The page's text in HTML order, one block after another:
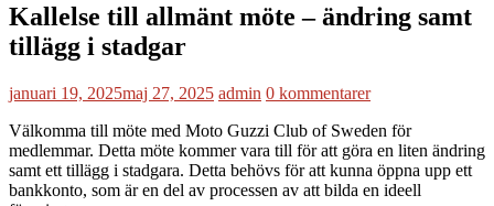
Kallelse till allmänt möte – ändring samt
tillägg i stadgar
januari 19, 2025maj 27, 2025 admin 0 kommentarer
Välkomma till möte med Moto Guzzi Club of Sweden för
medlemmar. Detta möte kommer vara till för att göra en liten ändring
samt ett tillägg i stadgara. Detta behövs för att kunna öppna upp ett
bankkonto, som är en del av processen av att bilda en ideell